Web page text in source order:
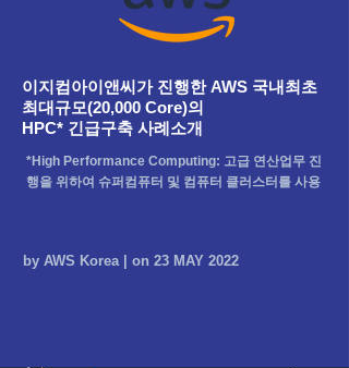
by AWS Korea | on 23 MAY 2022
​이지컴아이앤씨가 진행한 AWS 국내최초
최대규모(20,000 Core)의
HPC* 긴급구축 사례소개
*High Performance Computing: 고급 연산업무 진
행을 위하여 슈퍼컴퓨터 및 컴퓨터 클러스터를 사용